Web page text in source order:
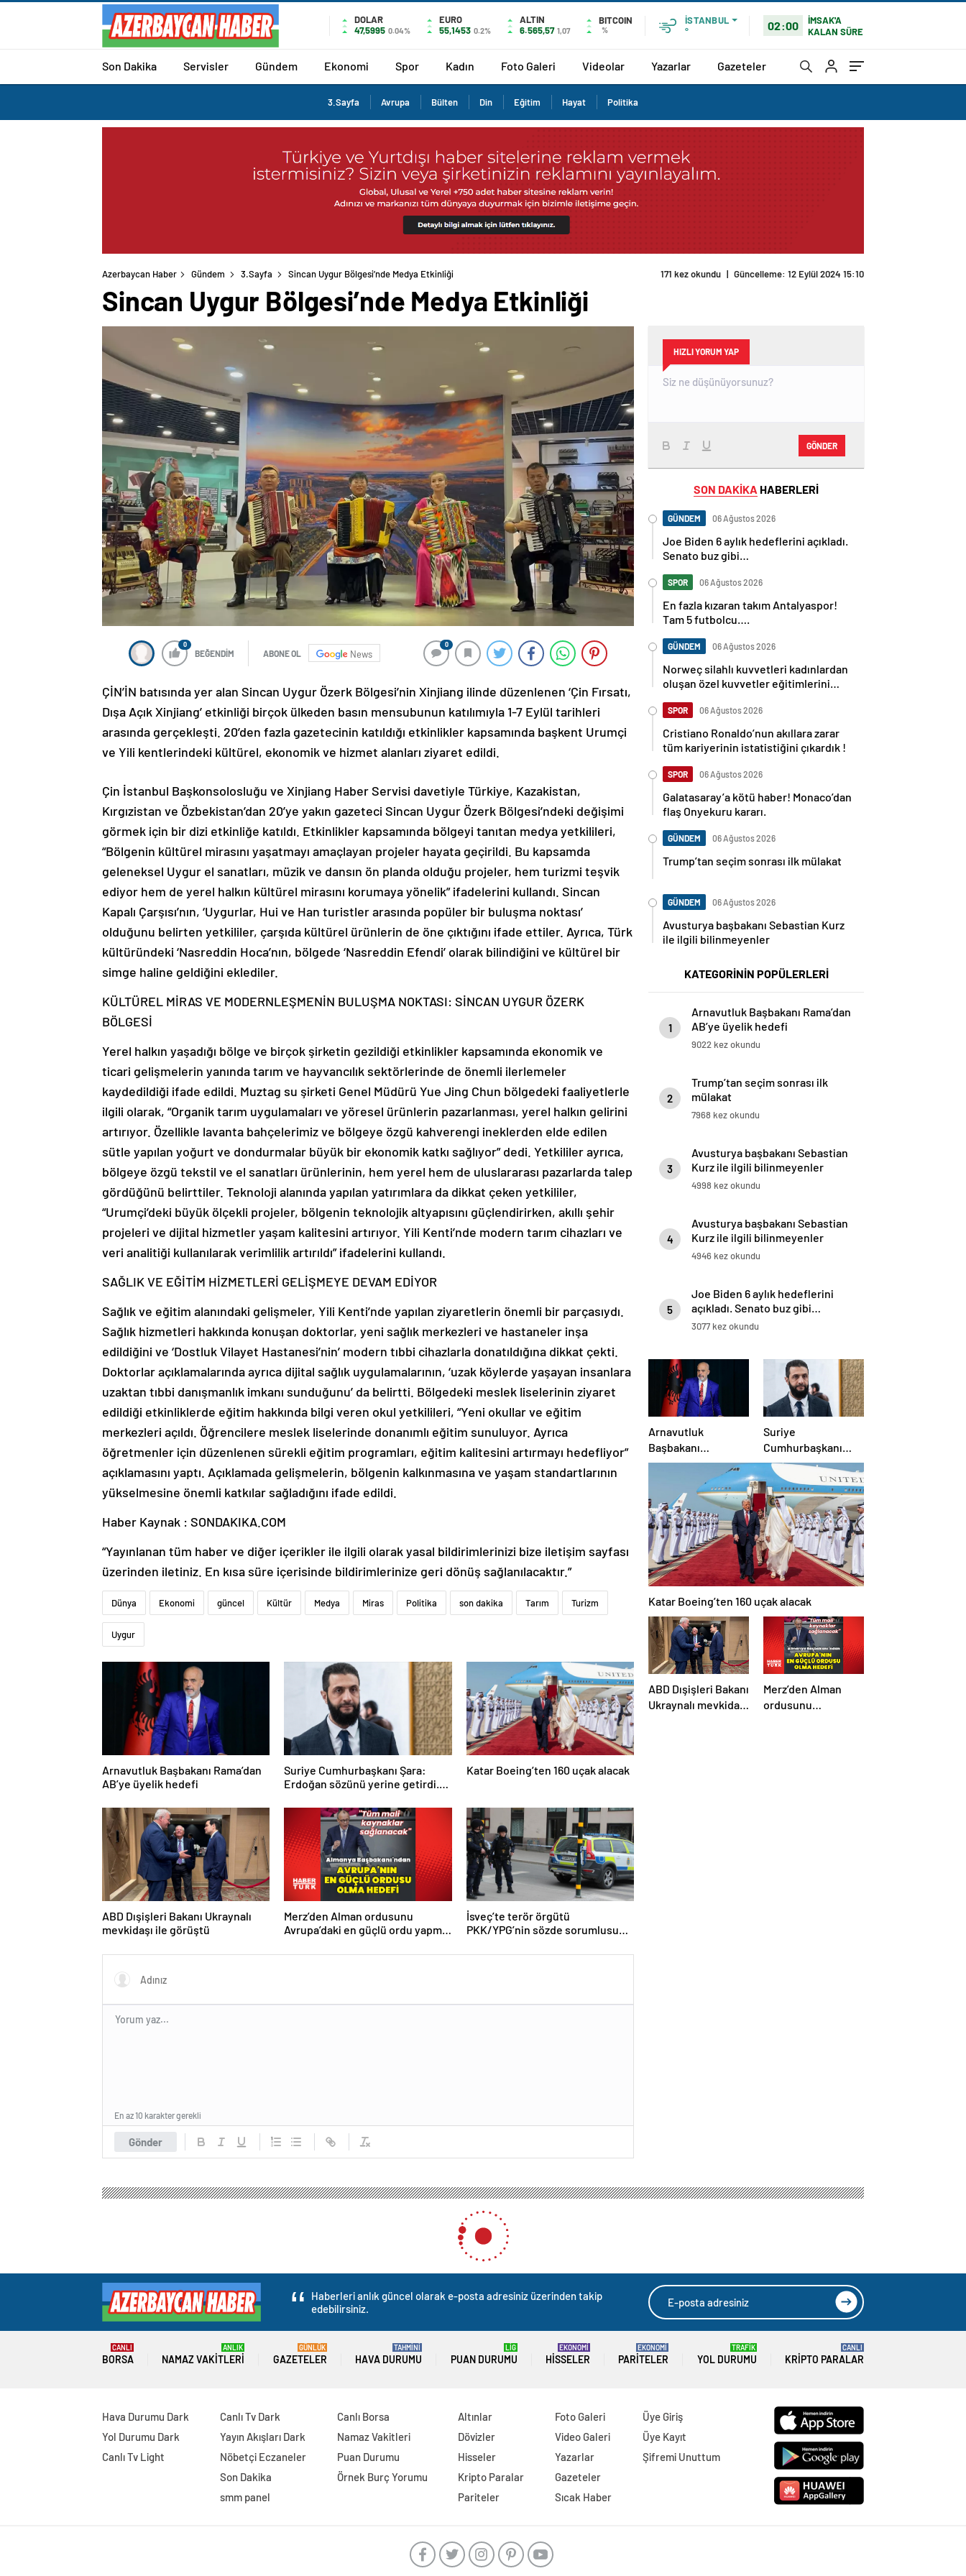
DOLAR
47,5995 0.04%
EURO
55,1453 0.2%
ALTIN
6.565,57 1,07
BITCOIN
%
İSTANBUL
°
02:00
İMSAK'A
KALAN SÜRE
Son Dakika Servisler Gündem Ekonomi Spor Kadın Foto Galeri Videolar Yazarlar Gazeteler
3.Sayfa Avrupa Bülten Din Eğitim Hayat Politika
Azerbaycan Haber Gündem 3.Sayfa Sincan Uygur Bölgesi’nde Medya Etkinliği 171 kez okundu | Güncelleme: 12 Eylül 2024 15:10
Sincan Uygur Bölgesi’nde Medya Etkinliği
0
BEĞENDİM ABONE OL News
0
ÇİN’İN batısında yer alan Sincan Uygur Özerk Bölgesi’nin Xinjiang ilinde düzenlenen ‘Çin Fırsatı,
Dışa Açık Xinjiang’ etkinliği birçok ülkeden basın mensubunun katılımıyla 1-7 Eylül tarihleri
arasında gerçekleşti. 20’den fazla gazetecinin katıldığı etkinlikler kapsamında başkent Urumçi
ve Yili kentlerindeki kültürel, ekonomik ve hizmet alanları ziyaret edildi.
Çin İstanbul Başkonsolosluğu ve Xinjiang Haber Servisi davetiyle Türkiye, Kazakistan,
Kırgızistan ve Özbekistan’dan 20’ye yakın gazeteci Sincan Uygur Özerk Bölgesi’ndeki değişimi
görmek için bir dizi etkinliğe katıldı. Etkinlikler kapsamında bölgeyi tanıtan medya yetkilileri,
“Bölgenin kültürel mirasını yaşatmayı amaçlayan projeler hayata geçirildi. Bu kapsamda
geleneksel Uygur el sanatları, müzik ve dansın ön planda olduğu projeler, hem turizmi teşvik
ediyor hem de yerel halkın kültürel mirasını korumaya yönelik” ifadelerini kullandı. Sincan
Kapalı Çarşısı’nın, ‘Uygurlar, Hui ve Han turistler arasında popüler bir buluşma noktası’
olduğunu belirten yetkililer, çarşıda kültürel ürünlerin de öne çıktığını ifade ettiler. Ayrıca, Türk
kültüründeki ‘Nasreddin Hoca’nın, bölgede ‘Nasreddin Efendi’ olarak bilindiğini ve kültürel bir
simge haline geldiğini eklediler.
KÜLTÜREL MİRAS VE MODERNLEŞMENİN BULUŞMA NOKTASI: SİNCAN UYGUR ÖZERK
BÖLGESİ
Yerel halkın yaşadığı bölge ve birçok şirketin gezildiği etkinlikler kapsamında ekonomik ve
ticari gelişmelerin yanında tarım ve hayvancılık sektörlerinde de önemli ilerlemeler
kaydedildiği ifade edildi. Muztag su şirketi Genel Müdürü Yue Jing Chun bölgedeki faaliyetlerle
ilgili olarak, “Organik tarım uygulamaları ve yöresel ürünlerin pazarlanması, yerel halkın gelirini
artırıyor. Özellikle lavanta bahçelerimiz ve bölgeye özgü kahverengi ineklerden elde edilen
sütle yapılan yoğurt ve dondurmalar büyük bir ekonomik katkı sağlıyor” dedi. Yetkililer ayrıca,
bölgeye özgü tekstil ve el sanatları ürünlerinin, hem yerel hem de uluslararası pazarlarda talep
gördüğünü belirttiler. Teknoloji alanında yapılan yatırımlara da dikkat çeken yetkililer,
“Urumçi’deki büyük ölçekli projeler, bölgenin teknolojik altyapısını güçlendirirken, akıllı şehir
projeleri ve dijital hizmetler yaşam kalitesini artırıyor. Yili Kenti’nde modern tarım cihazları ve
veri analitiği kullanılarak verimlilik artırıldı” ifadelerini kullandı.
SAĞLIK VE EĞİTİM HİZMETLERİ GELİŞMEYE DEVAM EDİYOR
Sağlık ve eğitim alanındaki gelişmeler, Yili Kenti’nde yapılan ziyaretlerin önemli bir parçasıydı.
Sağlık hizmetleri hakkında konuşan doktorlar, yeni sağlık merkezleri ve hastaneler inşa
edildiğini ve ‘Dostluk Vilayet Hastanesi’nin’ modern tıbbi cihazlarla donatıldığına dikkat çekti.
Doktorlar açıklamalarında ayrıca dijital sağlık uygulamalarının, ‘uzak köylerde yaşayan insanlara
uzaktan tıbbi danışmanlık imkanı sunduğunu’ da belirtti. Bölgedeki meslek liselerinin ziyaret
edildiği etkinliklerde eğitim hakkında bilgi veren okul yetkilileri, “Yeni okullar ve eğitim
merkezleri açıldı. Öğrencilere meslek liselerinde donanımlı eğitim sunuluyor. Ayrıca
öğretmenler için düzenlenen sürekli eğitim programları, eğitim kalitesini artırmayı hedefliyor”
açıklamasını yaptı. Açıklamada gelişmelerin, bölgenin kalkınmasına ve yaşam standartlarının
yükselmesine önemli katkılar sağladığını ifade edildi.
Haber Kaynak : SONDAKIKA.COM
“Yayınlanan tüm haber ve diğer içerikler ile ilgili olarak yasal bildirimlerinizi bize iletişim sayfası
üzerinden iletiniz. En kısa süre içerisinde bildirimlerinize geri dönüş sağlanılacaktır.”
Dünya Ekonomi güncel Kültür Medya Miras Politika son dakika Tarım Turizm
Uygur
Arnavutluk Başbakanı Rama’dan
AB’ye üyelik hedefi
Suriye Cumhurbaşkanı Şara:
Erdoğan sözünü yerine getirdi.
Katar Boeing’ten 160 uçak alacak
ABD Dışişleri Bakanı Ukraynalı
mevkidaşı ile görüştü
Merz’den Alman ordusunu
Avrupa’daki en güçlü ordu yapma
İsveç’te terör örgütü
PKK/YPG’nin sözde sorumlusu
Gönder
En az 10 karakter gerekli
HIZLI YORUM YAP
GÖNDER
SON DAKİKA HABERLERİ
GÜNDEM 06 Ağustos 2026
Joe Biden 6 aylık hedeflerini açıkladı.
Senato buz gibi…
SPOR 06 Ağustos 2026
En fazla kızaran takım Antalyaspor!
Tam 5 futbolcu….
GÜNDEM 06 Ağustos 2026
Norweç silahlı kuvvetleri kadınlardan
oluşan özel kuvvetler eğitimlerini
SPOR 06 Ağustos 2026
Cristiano Ronaldo’nun akıllara zarar
tüm kariyerinin istatistiğini çıkardık !
SPOR 06 Ağustos 2026
Galatasaray’a kötü haber! Monaco’dan
flaş Onyekuru kararı.
GÜNDEM 06 Ağustos 2026
Trump’tan seçim sonrası ilk mülakat
GÜNDEM 06 Ağustos 2026
Avusturya başbakanı Sebastian Kurz
ile ilgili bilinmeyenler
KATEGORİNİN POPÜLERLERİ
1
Arnavutluk Başbakanı Rama’dan
AB’ye üyelik hedefi
9022 kez okundu
2
Trump’tan seçim sonrası ilk
mülakat
7968 kez okundu
3
Avusturya başbakanı Sebastian
Kurz ile ilgili bilinmeyenler
4998 kez okundu
4
Avusturya başbakanı Sebastian
Kurz ile ilgili bilinmeyenler
4946 kez okundu
5
Joe Biden 6 aylık hedeflerini
açıkladı. Senato buz gibi…
3077 kez okundu
Arnavutluk
Başbakanı
Rama’dan AB’ye
üyelik hedefi
Suriye
Cumhurbaşkanı
Şara: Erdoğan
sözünü yerine
getirdi. Trump’a da
çok teşekkür
ederim
Katar Boeing’ten 160 uçak alacak
ABD Dışişleri Bakanı
Ukraynalı mevkidaşı
Merz’den Alman
ordusunu
Haberleri anlık güncel olarak e-posta adresiniz üzerinden takip
edebilirsiniz.
BORSA
CANLI
NAMAZ VAKITLERI
ANLIK
GAZETELER
GÜNLÜK
HAVA DURUMU
TAHMİNİ
PUAN DURUMU
LİG
HISSELER
EKONOMİ
PARITELER
EKONOMİ
YOL DURUMU
TRAFİK
KRIPTO PARALAR
CANLI
Hava Durumu Dark
Yol Durumu Dark
Canlı Tv Light
Canlı Tv Dark
Yayın Akışları Dark
Nöbetçi Eczaneler
Son Dakika
smm panel
Canlı Borsa
Namaz Vakitleri
Puan Durumu
Örnek Burç Yorumu
Altınlar
Dövizler
Hisseler
Kripto Paralar
Pariteler
Foto Galeri
Video Galeri
Yazarlar
Gazeteler
Sıcak Haber
Üye Giriş
Üye Kayıt
Şifremi Unuttum